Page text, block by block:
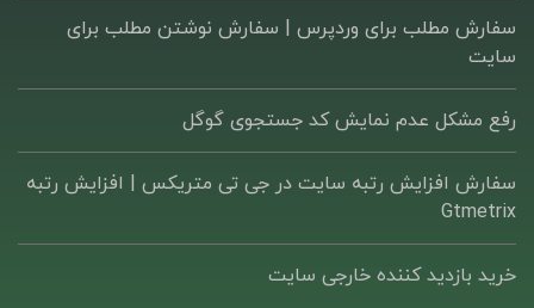
سفارش مطلب برای وردپرس |‌ سفارش نوشتن مطلب برای
سایت
رفع مشکل عدم نمایش کد جستجوی گوگل
سفارش افزایش رتبه سایت در جی تی متریکس | افزایش رتبه
Gtmetrix
خرید بازدید کننده خارجی سایت